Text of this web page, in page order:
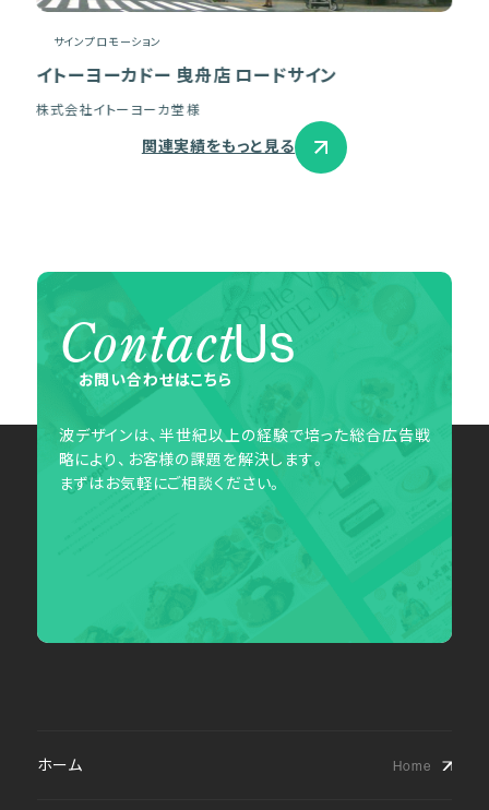
イトーヨーカドー 曳舟店 ロードサイン
サインプロモーション
株式会社イトーヨーカ堂 様
関連実績をもっと見る
ContactUs
お問い合わせはこちら
波デザインは、半世紀以上の経験で培った総合広告戦
略により、お客様の課題を解決します。
まずはお気軽にご相談ください。
ホーム